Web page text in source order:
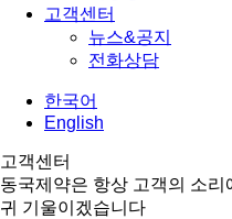
고객센터
뉴스&공지
전화상담
한국어
English
고객센터
동국제약은 항상 고객의 소리
귀 기울이겠습니다